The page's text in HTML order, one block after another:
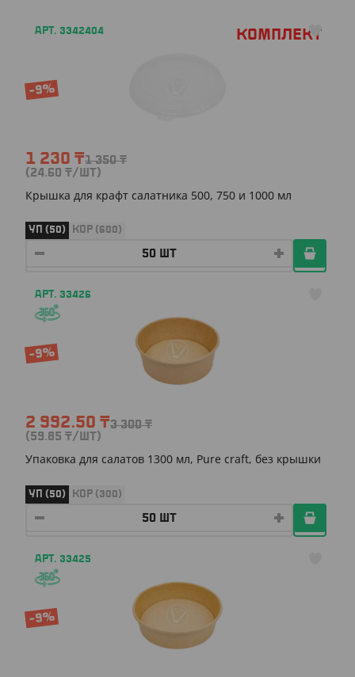
АРТ. 3342404 Комплект
-9%
1 230 ₸1 350₸
(24.60 ₸/ШТ)
Крышка для крафт салатника 500, 750 и 1000 мл
УП (50) КОР (600)
АРТ. 33426
-9%
2 992.50 ₸3 300₸
(59.85 ₸/ШТ)
Упаковка для салатов 1300 мл, Pure craft, без крышки
УП (50) КОР (300)
АРТ. 33425
-9%